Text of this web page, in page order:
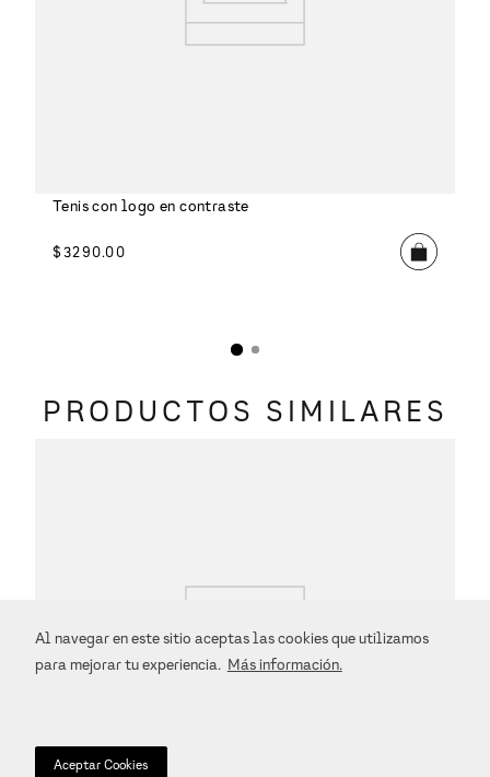
Al navegar en este sitio aceptas las cookies que utilizamos
para mejorar tu experiencia. Más información.
Aceptar Cookies
Tenis con logo en contraste
$3290.00
PRODUCTOS SIMILARES